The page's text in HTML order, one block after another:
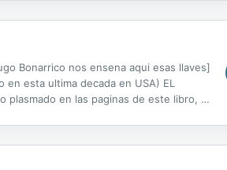
Bonarrico nos ensena aqui esas llaves]
en esta ultima decada en USA) EL
plasmado en las paginas de este libro, es